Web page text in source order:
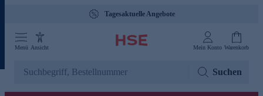
Tagesaktuelle Angebote
Menü Ansicht Mein Konto Warenkorb
Suchen